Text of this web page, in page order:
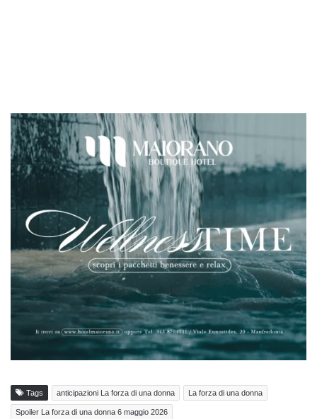
Tags anticipazioni La forza di una donna La forza di una donna
Spoiler La forza di una donna 6 maggio 2026